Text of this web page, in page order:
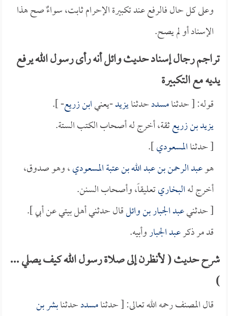
وعلى كل حال فالرفع عند تكبيرة الإحرام ثابت، سواءٌ صح هذا
الإسناد أو لم يصح.
تراجم رجال إسناد حديث وائل أنه رأى رسول الله يرفع
يديه مع التكبيرة
قوله: [ حدثنامسددحدثنايزيد-يعنيابن زريع- ].
يزيد بن زريعثقة، أخرج له أصحاب الكتب الستة.
[ حدثناالمسعودي].
هوعبد الرحمن بن عبد الله بن عتبة المسعودي، وهو صدوق،
أخرج لهالبخاريتعليقاً، وأصحاب السنن.
[ حدثنيعبد الجبار بن وائلقال حدثني أهل بيتي عن أبي ].
قد مر ذكرعبد الجباروأبيه.
شرح حديث ( لأنظرن إلى صلاة رسول الله كيف يصلي ...
)
قال المصنف رحمه الله تعالى: [ حدثنامسددحدثنابشر بن